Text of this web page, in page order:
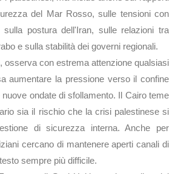
del Mar Rosso, sulle tensioni con
sulla postura dell'Iran, sulle relazioni tra
e sulla stabilità dei governi regionali.
osserva con estrema attenzione qualsiasi
aumentare la pressione verso il confine
ondate di sfollamento. Il Cairo teme
sia il rischio che la crisi palestinese si
di sicurezza interna. Anche per
cercano di mantenere aperti canali di
sempre più difficile.